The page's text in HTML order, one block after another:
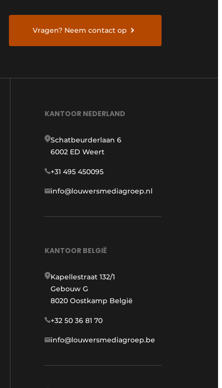
Vragen? Neem contact op
KANTOOR NEDERLAND
Schatbeurderlaan 6
6002 ED Weert
+31 495 450095
info@louwersmediagroep.nl
KANTOOR BELGIË
Kapellestraat 132/1
Gebouw G
8020 Oostkamp België
+32 50 36 81 70
info@louwersmediagroep.be